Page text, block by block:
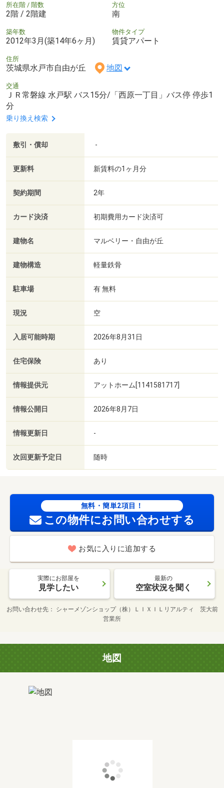
所在階 / 階数
2階 / 2階建
方位
南
築年数
2012年3月(築14年6ヶ月)
物件タイプ
賃貸アパート
住所
茨城県水戸市自由が丘 地図
交通
ＪＲ常磐線 水戸駅 バス15分/「西原一丁目」バス停 停歩1
分
乗り換え検索
敷引・償却 -
更新料 新賃料の1ヶ月分
契約期間 2年
カード決済 初期費用カード決済可
建物名 マルベリー・自由が丘
建物構造 軽量鉄骨
駐車場 有 無料
現況 空
入居可能時期 2026年8月31日
住宅保険 あり
情報提供元 アットホーム[1141581717]
情報公開日 2026年8月7日
情報更新日 -
次回更新予定日 随時
無料・簡単2項目！
この物件にお問い合わせする
お気に入りに追加する
実際にお部屋を
見学したい
最新の
空室状況を聞く
お問い合わせ先
シャーメゾンショップ（株）ＬＩＸＩＬリアルティ 茨大前
営業所
地図